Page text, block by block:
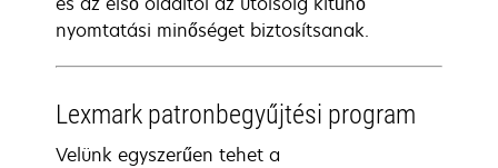
nyomtatási minőséget biztosítsanak.
Lexmark patronbegyűjtési program
Velünk egyszerűen tehet a